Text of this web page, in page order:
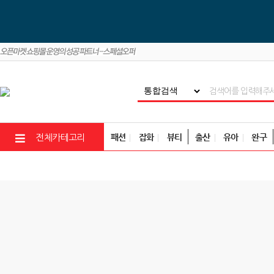
전체카테고리 패션 잡화 뷰티 출산 유아 완구